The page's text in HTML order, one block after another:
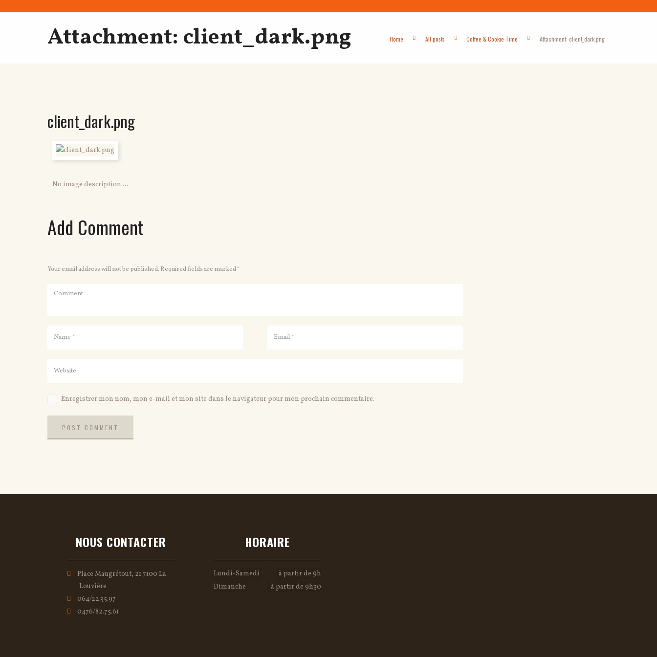
Home All posts Coffee & Cookie Time Attachment: client_dark.png
Attachment: client_dark.png
client_dark.png
No image description ...
Add Comment
Your email address will not be published. Required fields are marked *
Enregistrer mon nom, mon e-mail et mon site dans le navigateur pour mon prochain commentaire.
NOUS CONTACTER
Place Maugrétout, 21 7100 La
Louvière
064/22.35.97
0476/82.75.61
HORAIRE
Lundi-Samedi
à partir de 9h
Dimanche
à partir de 9h30